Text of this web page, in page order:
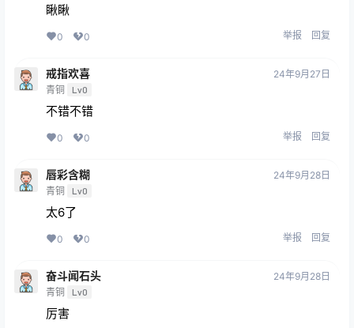
瞅瞅
0 0 举报 回复
戒指欢喜
青铜 Lv0
24年9月27日
不错不错
0 0 举报 回复
唇彩含糊
青铜 Lv0
24年9月28日
太6了
0 0 举报 回复
奋斗闻石头
青铜 Lv0
24年9月28日
厉害